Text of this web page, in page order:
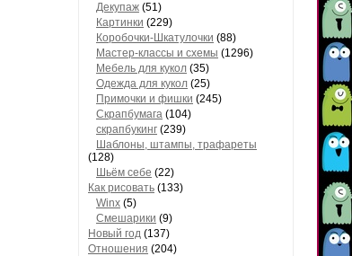
Декупaж (51)
Кaртинки (229)
Коробочки-Шкатулочки (88)
Мастер-классы и схемы (1296)
Мебель для кукол (35)
Одеждa для кукол (25)
Примочки и фишки (245)
Скрaпбумaгa (104)
скрапбукинг (239)
Шaблоны, штaмпы, трaфaреты
(128)
Шьём себе (22)
Как рисовать (133)
Winx (5)
Смешарики (9)
Новый год (137)
Отношения (204)